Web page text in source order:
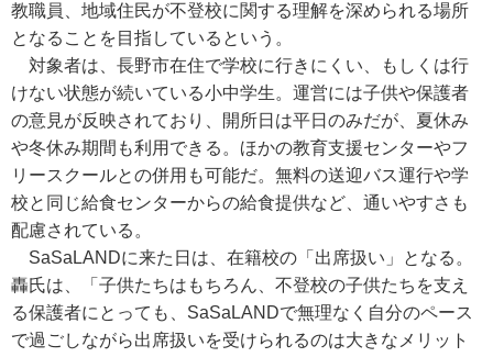
教職員、地域住民が不登校に関する理解を深められる場所
となることを目指しているという。
対象者は、長野市在住で学校に行きにくい、もしくは行
けない状態が続いている小中学生。運営には子供や保護者
の意見が反映されており、開所日は平日のみだが、夏休み
や冬休み期間も利用できる。ほかの教育支援センターやフ
リースクールとの併用も可能だ。無料の送迎バス運行や学
校と同じ給食センターからの給食提供など、通いやすさも
配慮されている。
SaSaLANDに来た日は、在籍校の「出席扱い」となる。
轟氏は、「子供たちはもちろん、不登校の子供たちを支え
る保護者にとっても、SaSaLANDで無理なく自分のペース
で過ごしながら出席扱いを受けられるのは大きなメリット